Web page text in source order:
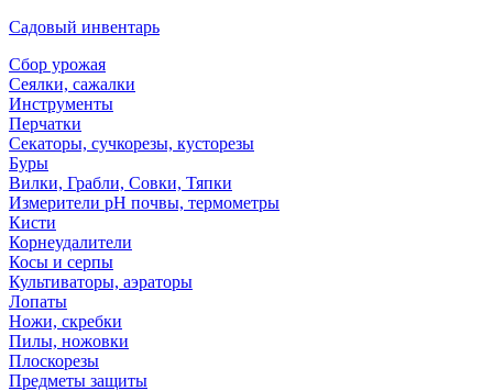
Садовый инвентарь
Сбор урожая
Сеялки, сажалки
Инструменты
Перчатки
Секаторы, сучкорезы, кусторезы
Буры
Вилки, Грабли, Совки, Тяпки
Измерители pH почвы, термометры
Кисти
Корнеудалители
Косы и серпы
Культиваторы, аэраторы
Лопаты
Ножи, скребки
Пилы, ножовки
Плоскорезы
Предметы защиты